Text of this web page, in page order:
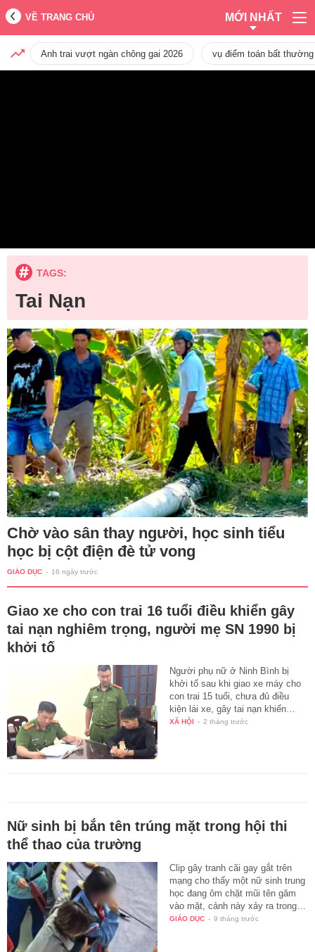
VỀ TRANG CHỦ MỚI NHẤT
Anh trai vượt ngàn chông gai 2026 vụ điểm toán bất
TAGS:
Tai Nạn
Chờ vào sân thay người, học sinh tiểu
học bị cột điện đè tử vong
GIÁO DỤC - 16 ngày trước
Giao xe cho con trai 16 tuổi điều khiển gây
tai nạn nghiêm trọng, người mẹ SN 1990 bị
khởi tố
Người phụ nữ ở Ninh Bình bị
khởi tố sau khi giao xe máy cho
con trai 15 tuổi, chưa đủ điều
kiện lái xe, gây tai nạn khiến…
XÃ HỘI - 2 tháng trước
Nữ sinh bị bắn tên trúng mặt trong hội thi
thể thao của trường
Clip gây tranh cãi gay gắt trên
mạng cho thấy một nữ sinh trung
học đang ôm chặt mũi tên găm
vào mặt, cảnh này xảy ra trong…
GIÁO DỤC - 9 tháng trước